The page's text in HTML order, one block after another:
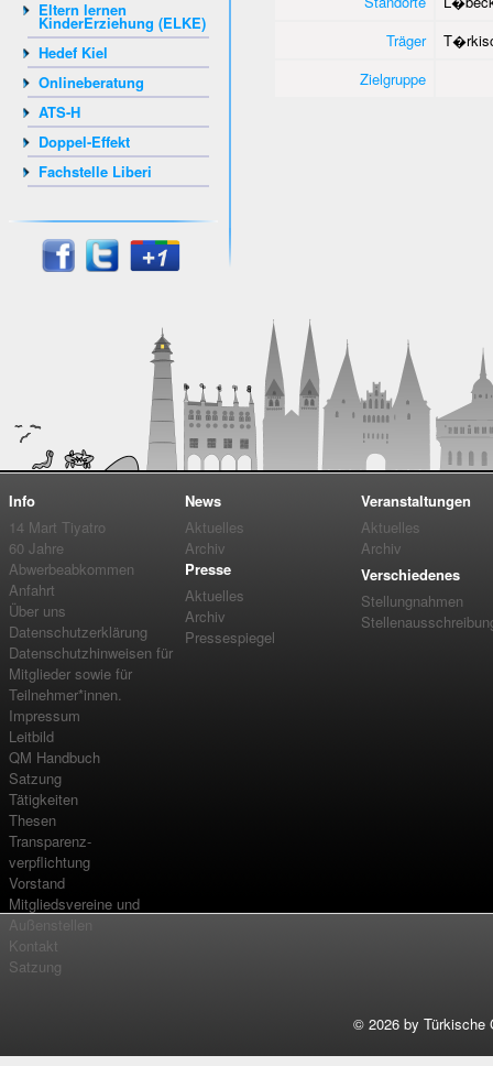
Eltern lernen
KinderErziehung (ELKE)
Hedef Kiel
Onlineberatung
ATS-H
Doppel-Effekt
Fachstelle Liberi
Träger
Zielgruppe
Info
14 Mart Tiyatro
60 Jahre
Abwerbeabkommen
Anfahrt
Über uns
Datenschutzerklärung
Datenschutzhinweisen für
Mitglieder sowie für
Teilnehmer*innen.
Impressum
Leitbild
QM Handbuch
Satzung
Tätigkeiten
Thesen
Transparenz-
verpflichtung
Vorstand
Mitgliedsvereine und
Außenstellen
Kontakt
Satzung
News
Aktuelles
Archiv
Presse
Aktuelles
Archiv
Pressespiegel
Veranstaltungen
Aktuelles
Archiv
Verschiedenes
Stellungnahmen
© 2026 by Türkische